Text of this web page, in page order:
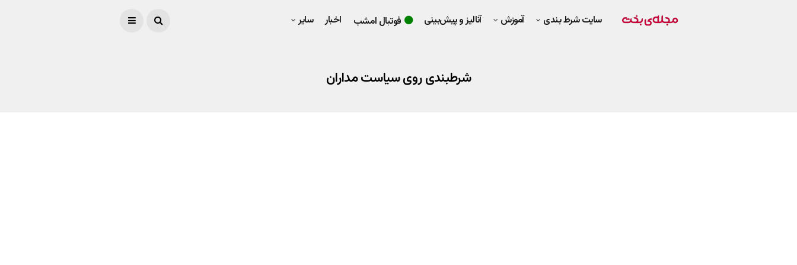
سایت شرط بندی آموزش آنالیز و پیش‌بینی فوتبال امشب اخبار سایر
شرطبندی روی سیاست مداران